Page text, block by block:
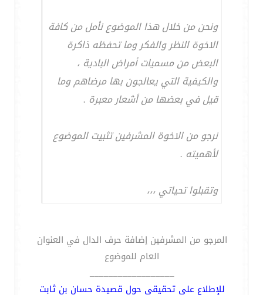
ونحن من خلال هذا الموضوع نأمل من كافة
الاخوة النظر والفكر وما تحفظه ذاكرة
البعض من مسميات أمراض البادية ،
والكيفية التي يعالجون بها مرضاهم وما
قيل في بعضها من أشعار معبرة .
نرجو من الاخوة المشرفين تثبيت الموضوع
لأهميته .
وتقبلوا تحياتي ،،،
المرجو من المشرفين إضافة حرف الدال في العنوان
العام للموضوع
__________________
للإطلاع على تحقيقي حول قصيدة حسان بن ثابت